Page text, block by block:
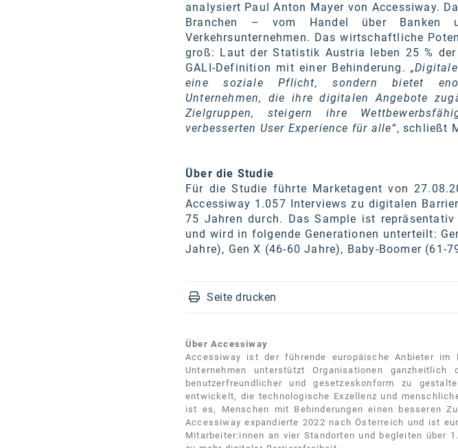
analysiert Paul Anton Mayer von Accessiway.
Branchen – vom Handel über Banken
Verkehrsunternehmen. Das wirtschaftliche
groß: Laut der Statistik Austria leben 25 %
GALI-Definition mit einer Behinderung.
eine soziale Pflicht, sondern bietet
Unternehmen, die ihre digitalen Angebote
Zielgruppen, steigern ihre
verbesserten User Experience für alle“, schließt
Über die Studie
Für die Studie führte Marketagent von
Accessiway 1.057 Interviews zu digitalen
75 Jahren durch. Das Sample ist
und wird in folgende Generationen unterteilt:
Jahre), Gen X (46-60 Jahre), Baby-Boomer (61-
Seite drucken
Über Accessiway
Accessiway ist der führende europäische Anbieter im
Unternehmen unterstützt Organisationen
benutzerfreundlicher und gesetzeskonform zu
entwickelt, die technologische Exzellenz und
ist es, Menschen mit Behinderungen einen besseren
Accessiway expandierte 2022 nach Österreich und ist
Mitarbeiter:innen an vier Standorten und begleiten über